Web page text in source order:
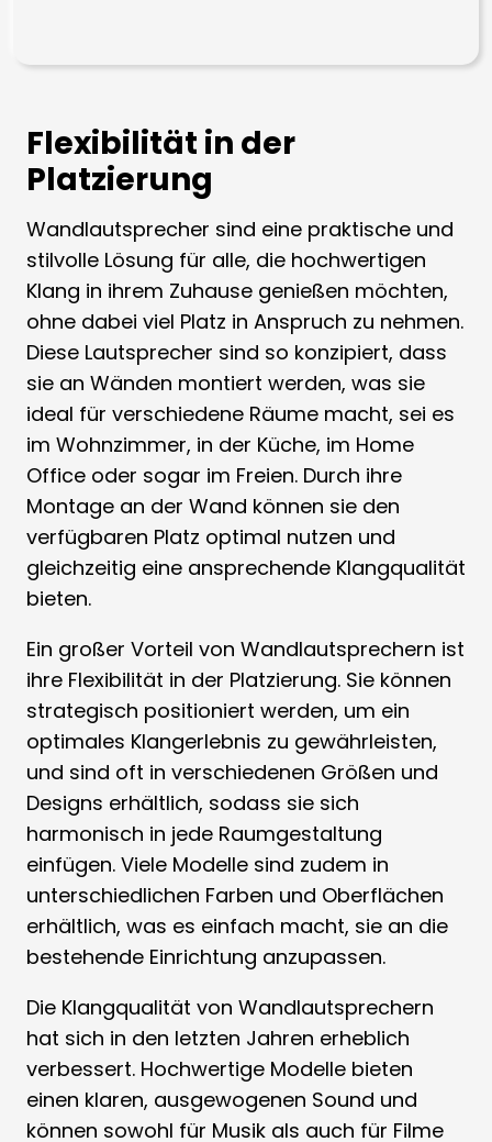
Flexibilität in der
Platzierung
Wandlautsprecher sind eine praktische und
stilvolle Lösung für alle, die hochwertigen
Klang in ihrem Zuhause genießen möchten,
ohne dabei viel Platz in Anspruch zu nehmen.
Diese Lautsprecher sind so konzipiert, dass
sie an Wänden montiert werden, was sie
ideal für verschiedene Räume macht, sei es
im Wohnzimmer, in der Küche, im Home
Office oder sogar im Freien. Durch ihre
Montage an der Wand können sie den
verfügbaren Platz optimal nutzen und
gleichzeitig eine ansprechende Klangqualität
bieten.
Ein großer Vorteil von Wandlautsprechern ist
ihre Flexibilität in der Platzierung. Sie können
strategisch positioniert werden, um ein
optimales Klangerlebnis zu gewährleisten,
und sind oft in verschiedenen Größen und
Designs erhältlich, sodass sie sich
harmonisch in jede Raumgestaltung
einfügen. Viele Modelle sind zudem in
unterschiedlichen Farben und Oberflächen
erhältlich, was es einfach macht, sie an die
bestehende Einrichtung anzupassen.
Die Klangqualität von Wandlautsprechern
hat sich in den letzten Jahren erheblich
verbessert. Hochwertige Modelle bieten
einen klaren, ausgewogenen Sound und
können sowohl für Musik als auch für Filme